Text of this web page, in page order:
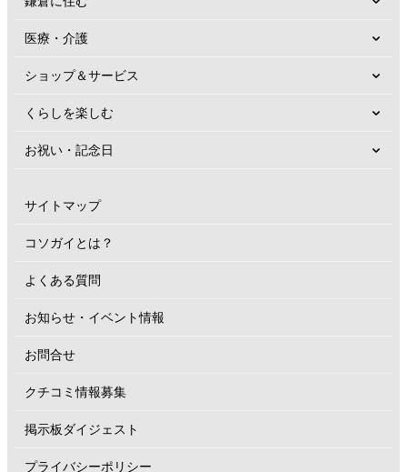
医療・介護
ショップ＆サービス
くらしを楽しむ
お祝い・記念日
サイトマップ
コソガイとは？
よくある質問
お知らせ・イベント情報
お問合せ
クチコミ情報募集
掲示板ダイジェスト
プライバシーポリシー